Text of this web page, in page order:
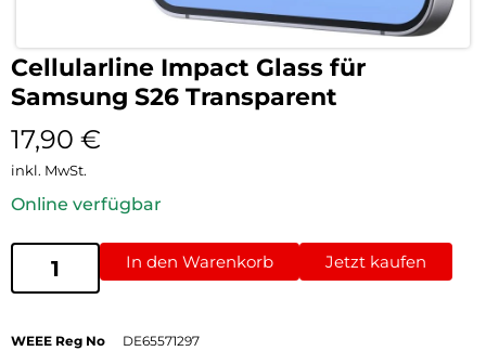
Cellularline Impact Glass für
Samsung S26 Transparent
17,90 €
inkl. MwSt.
Online verfügbar
In den Warenkorb Jetzt kaufen
WEEE Reg No
DE65571297